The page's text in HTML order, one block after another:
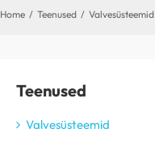
Home / Teenused / Valvesüsteemid
Teenused
Valvesüsteemid